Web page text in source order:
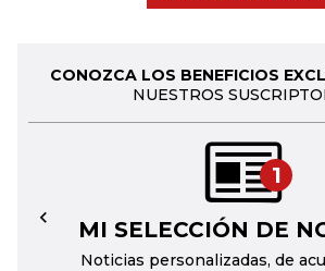
CONOZCA LOS BENEFICIOS
NUESTROS
1
MI SELECCIÓN DE
Noticias personalizadas, de
←